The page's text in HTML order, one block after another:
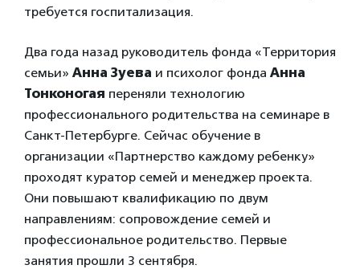
требуется госпитализация.
Два года назад руководитель фонда «Территория
семьи» Анна Зуева и психолог фонда Анна
Тонконогая переняли технологию
профессионального родительства на семинаре в
Санкт-Петербурге. Сейчас обучение в
организации «Партнерство каждому ребенку»
проходят куратор семей и менеджер проекта.
Они повышают квалификацию по двум
направлениям: сопровождение семей и
профессиональное родительство. Первые
занятия прошли 3 сентября.